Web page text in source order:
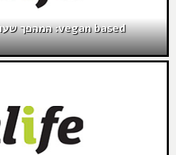
vegan based: המהפך שעוברת תעשיית המזון